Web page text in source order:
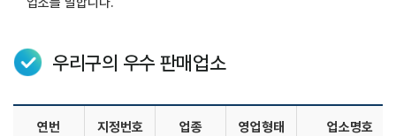
우리구의 우수 판매업소
연번 지정번호 업종 영업형태 업소명호